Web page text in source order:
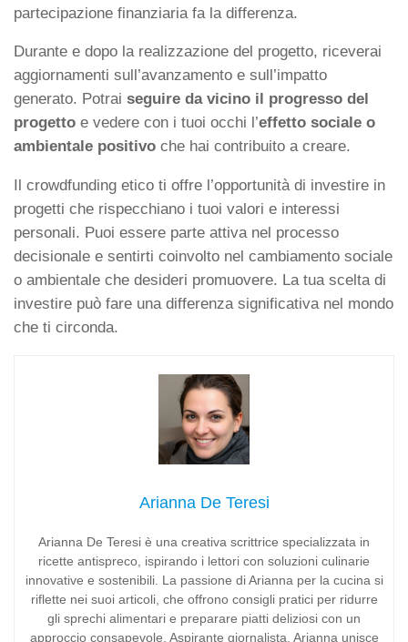
partecipazione finanziaria fa la differenza.
Durante e dopo la realizzazione del progetto, riceverai
aggiornamenti sull’avanzamento e sull’impatto
generato. Potrai seguire da vicino il progresso del
progetto e vedere con i tuoi occhi l’effetto sociale o
ambientale positivo che hai contribuito a creare.
Il crowdfunding etico ti offre l’opportunità di investire in
progetti che rispecchiano i tuoi valori e interessi
personali. Puoi essere parte attiva nel processo
decisionale e sentirti coinvolto nel cambiamento sociale
o ambientale che desideri promuovere. La tua scelta di
investire può fare una differenza significativa nel mondo
che ti circonda.
Arianna De Teresi
Arianna De Teresi è una creativa scrittrice specializzata in
ricette antispreco, ispirando i lettori con soluzioni culinarie
innovative e sostenibili. La passione di Arianna per la cucina si
riflette nei suoi articoli, che offrono consigli pratici per ridurre
gli sprechi alimentari e preparare piatti deliziosi con un
approccio consapevole. Aspirante giornalista, Arianna unisce